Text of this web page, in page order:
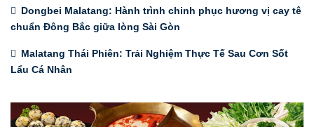
Dongbei Malatang: Hành trình chinh phục hương vị cay tê
chuẩn Đông Bắc giữa lòng Sài Gòn
Malatang Thái Phiên: Trải Nghiệm Thực Tế Sau Cơn Sốt
Lẩu Cá Nhân